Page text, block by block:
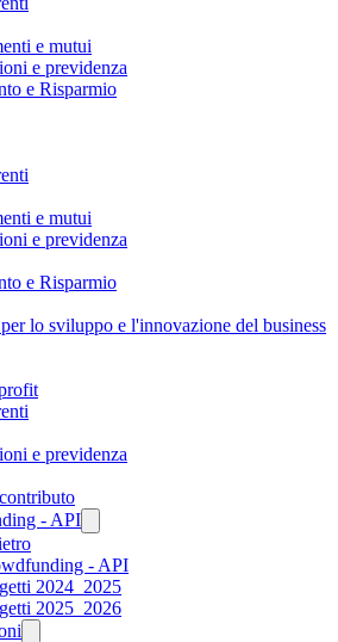
e mutui
e previdenza
e Risparmio
e mutui
e previdenza
e Risparmio
lo sviluppo e l'innovazione del business
e previdenza
- API
- API
2024_2025
2025_2026